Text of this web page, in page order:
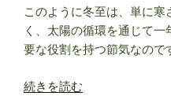
このように冬至は、単に
く、太陽の循環を通じて
要な役割を持つ節気なので
“冬
続きを読む